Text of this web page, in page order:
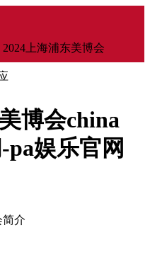
上海浦东美博会
博会china
pa娱乐官网
简介